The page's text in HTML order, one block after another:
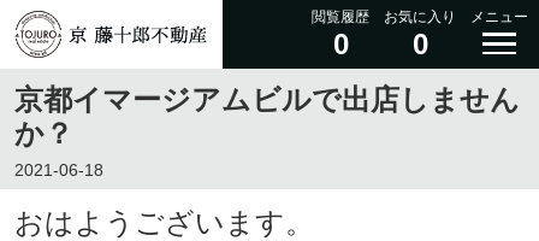
閲覧履歴
0
お気に入り
0
メニュー
京都イマージアムビルで出店しません
か？
2021-06-18
おはようございます。